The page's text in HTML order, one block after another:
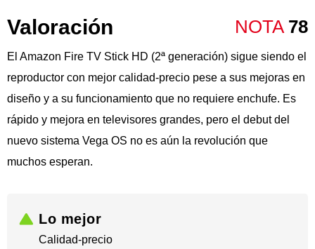
Valoración NOTA 78
El Amazon Fire TV Stick HD (2ª generación) sigue siendo el
reproductor con mejor calidad-precio pese a sus mejoras en
diseño y a su funcionamiento que no requiere enchufe. Es
rápido y mejora en televisores grandes, pero el debut del
nuevo sistema Vega OS no es aún la revolución que
muchos esperan.
Lo mejor
Calidad-precio